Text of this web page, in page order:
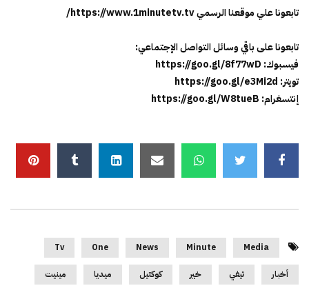
تابعونا علي موقعنا الرسمي https://www.1minutetv.tv/
تابعونا على باقي وسائل التواصل الإجتماعي:
فيسبوك: https://goo.gl/8f77wD
تويتر: https://goo.gl/e3Mi2d
إنتسغرام: https://goo.gl/W8tueB
Media
Minute
News
One
Tv
أخبار تيفي خير كوكتيل ميديا مينيت